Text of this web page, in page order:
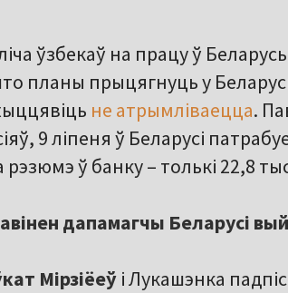
ўзбекаў на працу ў
планы прыцягнуць у
не атрымліваецца.
9 ліпеня ў Беларусі
рэзюмэ ў банку – толькі 22,8
дапамагчы Беларусі
Мірзіёеў і Лукашэнка